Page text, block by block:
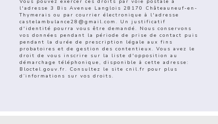
Vous pouvez exercer ces droits par voie postale à
l'adresse 3 Bis Avenue Langlois 28170 Châteauneuf-en-
Thymerais ou par courrier électronique à l'adresse
castelambulance28@gmail.com. Un justificatif
d'identité pourra vous être demandé. Nous conservons
vos données pendant la période de prise de contact puis
pendant la durée de prescription légale aux fins
probatoires et de gestion des contentieux. Vous avez le
droit de vous inscrire sur la liste d'opposition au
démarchage téléphonique, disponible à cette adresse:
Bloctel.gouv.fr. Consultez le site cnil.fr pour plus
d’informations sur vos droits.